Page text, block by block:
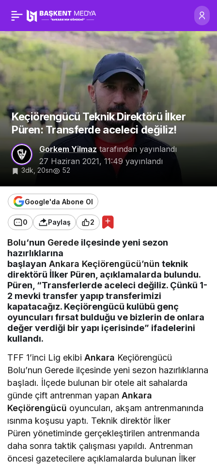
Keçiörengücü Teknik Direktörü İlker
Püren: Transferde aceleci değiliz!
Gorkem Yilmaztarafından yayınlandı
27 Haziran 2021, 11:49yayınlandı
3dk, 20sn 52
Google'da Abone Ol
0 Paylaş 2
Bolu‘nun Gerede ilçesinde yeni sezon
hazırlıklarına
başlayan Ankara Keçiörengücü’nün teknik
direktörü İlker Püren, açıklamalarda bulundu.
Püren, “Transferlerde aceleci değiliz. Çünkü 1-
2 mevki transfer yapıp transferimizi
kapatacağız. Keçiörengücü kulübü genç
oyuncuları fırsat bulduğu ve bizlerin de onlara
değer verdiği bir yapı içerisinde” ifadelerini
kullandı.
TFF 1’inci Lig ekibiAnkara Keçiörengücü
Bolu’nun Gerede ilçesinde yeni sezon hazırlıklarına
başladı. İlçede bulunan bir otele ait sahalarda
günde çift antrenman yapanAnkara
Keçiörengücü oyuncuları, akşam antrenmanında
ısınma koşusu yaptı. Teknik direktör İlker
Püren yönetiminde gerçekleştirilen antrenmanda
daha sonra taktik çalışması yapıldı. Antrenman
öncesi gazetecilere açıklamalarda bulunan İlker
Keçiörengücü Teknik
Direktörü İlker Püren:
Transferde aceleci
değiliz!
0